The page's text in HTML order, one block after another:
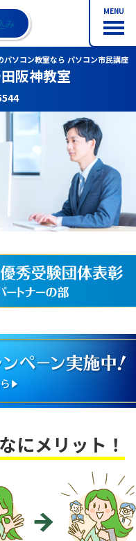
MENU
み
ソコン教室なら パソコン市民講座
阪神教室
にメリット！